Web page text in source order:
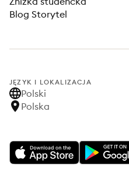
Blog Storytel
JĘZYK I LOKALIZACJA
Polski
Polska